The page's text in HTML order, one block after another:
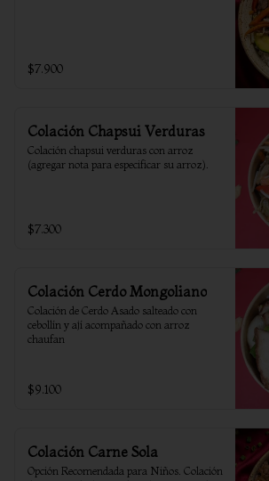
$7.900
Colación Chapsui Verduras
Colación chapsui verduras con arroz
(agregar nota para especificar su arroz).
$7.300
Colación Cerdo Mongoliano
Colación de Cerdo Asado salteado con
cebollín y ají acompañado con arroz
chaufan
$9.100
Colación Carne Sola
Opción Recomendada para Niños. Colación